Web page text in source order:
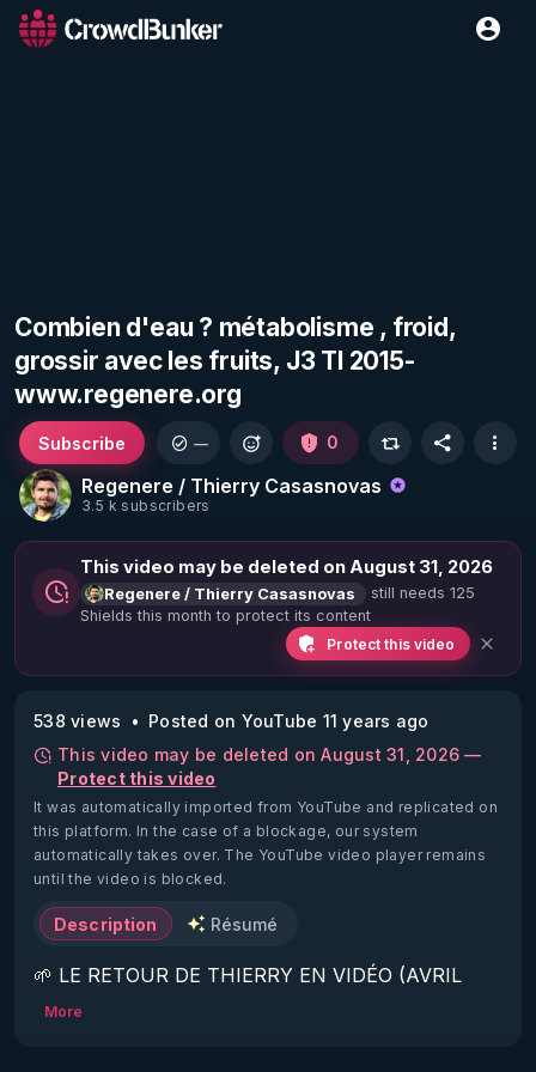
Combien d'eau ? métabolisme , froid,
grossir avec les fruits, J3 TI 2015-
www.regenere.org
Regenere / Thierry Casasnovas
3.5 k subscribers
Subscribe — 0
This video may be deleted on August 31, 2026
Regenere / Thierry Casasnovas
still needs 125
Shields this month to protect its content
Protect this video
538 views
Posted on YouTube 11 years ago
This video may be deleted on August 31, 2026 —
Protect this video
It was automatically imported from YouTube and replicated on
this platform. In the case of a blockage, our system
automatically takes over. The YouTube video player remains
until the video is blocked.
Description Résumé
🌱 LE RETOUR DE THIERRY EN VIDÉO (AVRIL
2022)!
More